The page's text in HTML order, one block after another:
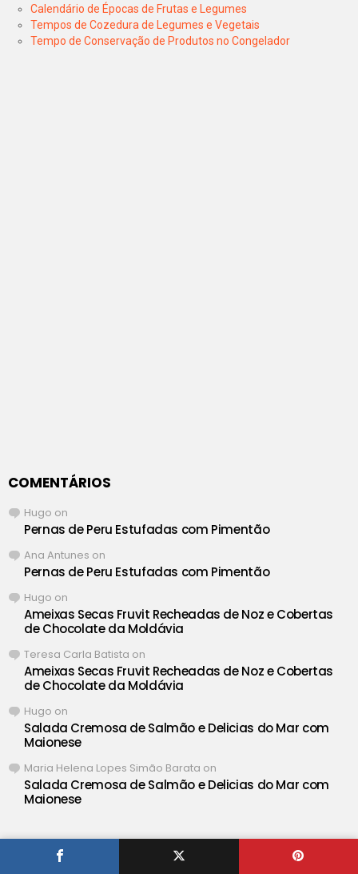
Calendário de Épocas de Frutas e Legumes
Tempos de Cozedura de Legumes e Vegetais
Tempo de Conservação de Produtos no Congelador
COMENTÁRIOS
Hugo on
Pernas de Peru Estufadas com Pimentão
Ana Antunes on
Pernas de Peru Estufadas com Pimentão
Hugo on
Ameixas Secas Fruvit Recheadas de Noz e Cobertas
de Chocolate da Moldávia
Teresa Carla Batista on
Ameixas Secas Fruvit Recheadas de Noz e Cobertas
de Chocolate da Moldávia
Hugo on
Salada Cremosa de Salmão e Delicias do Mar com
Maionese
Maria Helena Lopes Simão Barata on
Salada Cremosa de Salmão e Delicias do Mar com
Maionese
® Iguaria ❤ Deliciosas Receitas de Portugal •
Definições de